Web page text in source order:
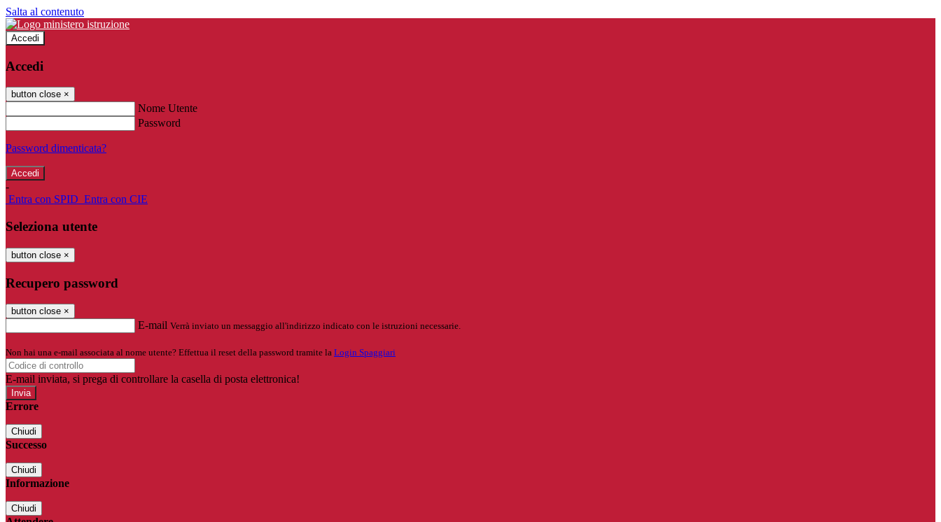
Salta al contenuto
Accedi
Accedi
button close ×
Nome Utente
Password
Password dimenticata?
-
Entra con SPID Entra con CIE
Seleziona utente
button close ×
Recupero password
button close ×
E-mail Verrà inviato un messaggio all'indirizzo indicato con le istruzioni necessarie.
Non hai una e-mail associata al nome utente? Effettua il reset della password tramite la Login Spaggiari
E-mail inviata, si prega di controllare la casella di posta elettronica!
Errore
Chiudi
Successo
Chiudi
Informazione
Chiudi